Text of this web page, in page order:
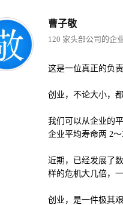
曹子敬
120 家头部公司的企
这是一位真正的负
创业，不论大小，
我们可以从企业的
企业平均寿命两 2
近期，已经发展了
样的危机大几倍，
创业，是一件极其艰